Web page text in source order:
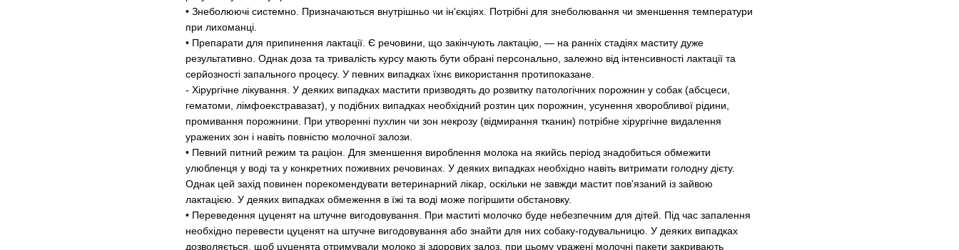
• Знеболюючі системно. Призначаються внутрішньо чи ін'єкціях. Потрібні для знеболювання чи зменшення температури
при лихоманці.
• Препарати для припинення лактації. Є речовини, що закінчують лактацію, — на ранніх стадіях маститу дуже
результативно. Однак доза та тривалість курсу мають бути обрані персонально, залежно від інтенсивності лактації та
серйозності запального процесу. У певних випадках їхнє використання протипоказане.
- Хірургічне лікування. У деяких випадках мастити призводять до розвитку патологічних порожнин у собак (абсцеси,
гематоми, лімфоекстравазат), у подібних випадках необхідний розтин цих порожнин, усунення хворобливої ​​рідини,
промивання порожнини. При утворенні пухлин чи зон некрозу (відмирання тканин) потрібне хірургічне видалення
уражених зон і навіть повністю молочної залози.
• Певний питний режим та раціон. Для зменшення вироблення молока на якийсь період знадобиться обмежити
улюбленця у воді та у конкретних поживних речовинах. У деяких випадках необхідно навіть витримати голодну дієту.
Однак цей захід повинен порекомендувати ветеринарний лікар, оскільки не завжди мастит пов'язаний із зайвою
лактацією. У деяких випадках обмеження в їжі та воді може погіршити обстановку.
• Переведення цуценят на штучне вигодовування. При маститі молочко буде небезпечним для дітей. Під час запалення
необхідно перевести цуценят на штучне вигодовування або знайти для них собаку-годувальницю. У деяких випадках
дозволяється, щоб цуценята отримували молоко зі здорових залоз, при цьому уражені молочні пакети закривають